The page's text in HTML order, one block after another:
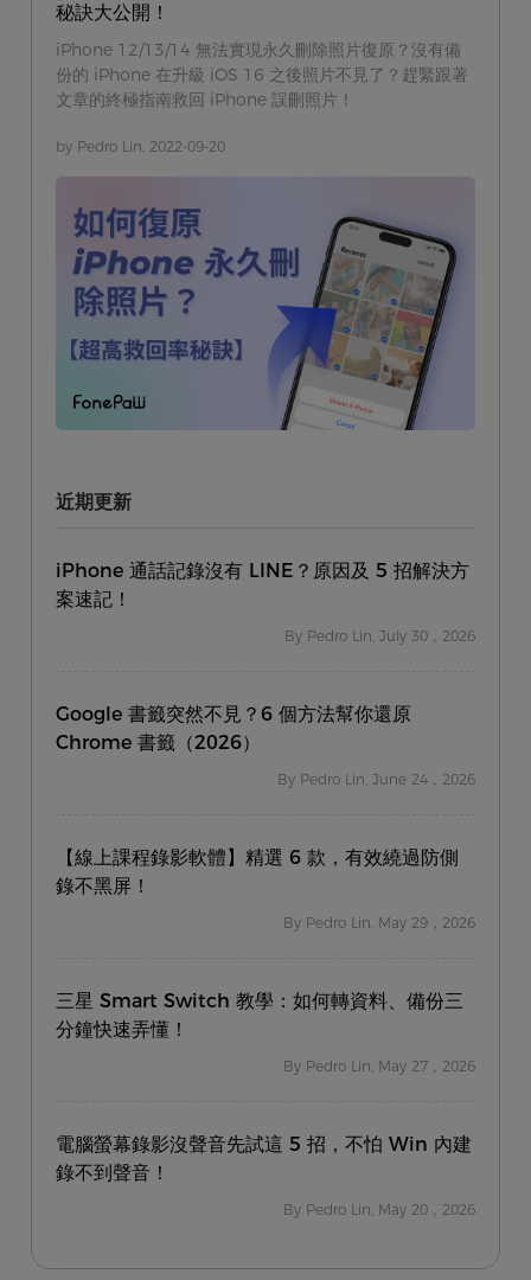
秘訣大公開！
iPhone 12/13/14 無法實現永久刪除照片復原？沒有備
份的 iPhone 在升級 iOS 16 之後照片不見了？趕緊跟著
文章的終極指南救回 iPhone 誤刪照片！
by Pedro Lin, 2022-09-20
近期更新
iPhone 通話記錄沒有 LINE？原因及 5 招解決方
案速記！
By Pedro Lin, July 30，2026
Google 書籤突然不見？6 個方法幫你還原
Chrome 書籤（2026）
By Pedro Lin, June 24，2026
【線上課程錄影軟體】精選 6 款，有效繞過防側
錄不黑屏！
By Pedro Lin, May 29，2026
三星 Smart Switch 教學：如何轉資料、備份三
分鐘快速弄懂！
By Pedro Lin, May 27，2026
電腦螢幕錄影沒聲音先試這 5 招，不怕 Win 內建
錄不到聲音！
By Pedro Lin, May 20，2026